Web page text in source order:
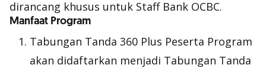
dirancang khusus untuk Staff Bank OCBC.
Manfaat Program
Tabungan Tanda 360 Plus Peserta Program
akan didaftarkan menjadi Tabungan Tanda